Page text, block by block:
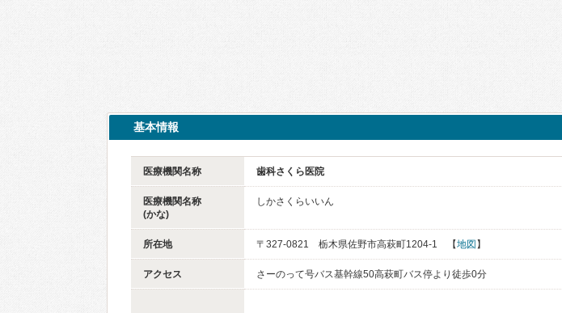
基本情報
医療機関名称 歯科さくら医院
医療機関名称
(かな)
しかさくらいいん
所在地 〒327-0821 栃木県佐野市高萩町1204-1 【地図 】
アクセス さーのって号バス基幹線50高萩町バス停より徒歩0分